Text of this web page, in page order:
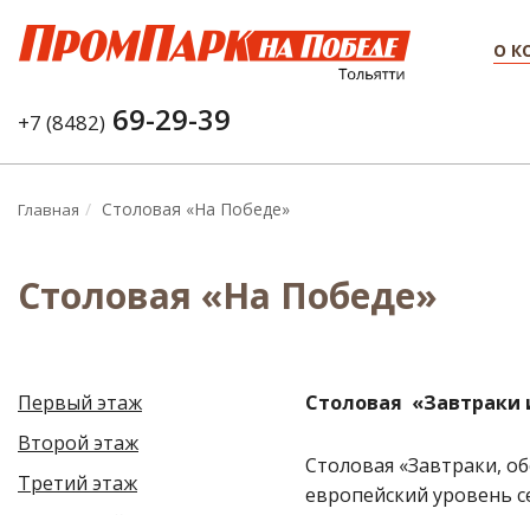
O
+7 (8482) 69-29-39
Главная Столовая «На Победе»
Столовая «На Победе»
Первый этаж
Второй этаж
Третий этаж
Столовая «Завтраки
Столовая «Завтраки,
европейский уровень